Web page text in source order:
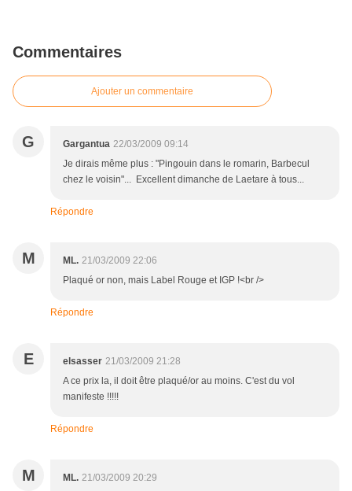
Commentaires
Ajouter un commentaire
G Gargantua 22/03/2009 09:14
Je dirais même plus : "Pingouin dans le romarin, Barbecul
chez le voisin"... Excellent dimanche de Laetare à tous...
Répondre
M ML. 21/03/2009 22:06
Plaqué or non, mais Label Rouge et IGP !<br />
Répondre
E elsasser 21/03/2009 21:28
A ce prix la, il doit être plaqué/or au moins. C'est du vol
manifeste !!!!!
Répondre
M ML. 21/03/2009 20:29